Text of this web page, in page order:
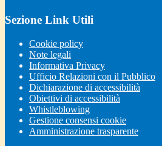
Sezione Link Utili
Cookie policy
Note legali
Informativa Privacy
Ufficio Relazioni con il Pubblico
Dichiarazione di accessibilità
Obiettivi di accessibilità
Whistleblowing
Gestione consensi cookie
Amministrazione trasparente